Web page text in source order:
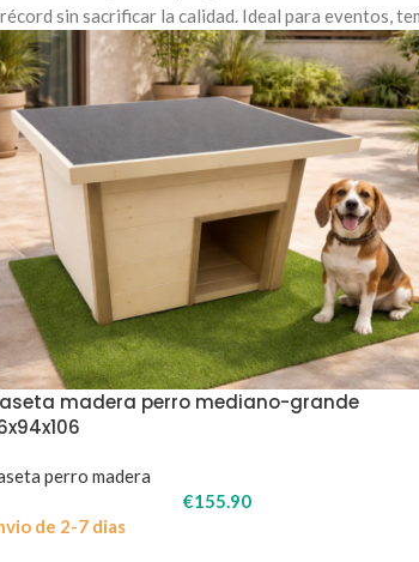
sin sacrificar la calidad. Ideal para eventos,
madera perro mediano-grande
perro madera
€155.90
de 2-7 dias